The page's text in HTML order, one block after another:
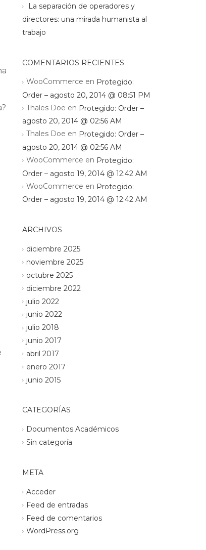
La separación de operadores y
directores: una mirada humanista al
trabajo
COMENTARIOS RECIENTES
WooCommerce en Protegido:
Order – agosto 20, 2014 @ 08:51 PM
Thales Doe en Protegido: Order –
agosto 20, 2014 @ 02:56 AM
Thales Doe en Protegido: Order –
agosto 20, 2014 @ 02:56 AM
WooCommerce en Protegido:
Order – agosto 19, 2014 @ 12:42 AM
WooCommerce en Protegido:
Order – agosto 19, 2014 @ 12:42 AM
ARCHIVOS
diciembre 2025
noviembre 2025
octubre 2025
diciembre 2022
julio 2022
junio 2022
julio 2018
junio 2017
abril 2017
enero 2017
junio 2015
CATEGORÍAS
Documentos Académicos
Sin categoría
META
Acceder
Feed de entradas
Feed de comentarios
WordPress.org